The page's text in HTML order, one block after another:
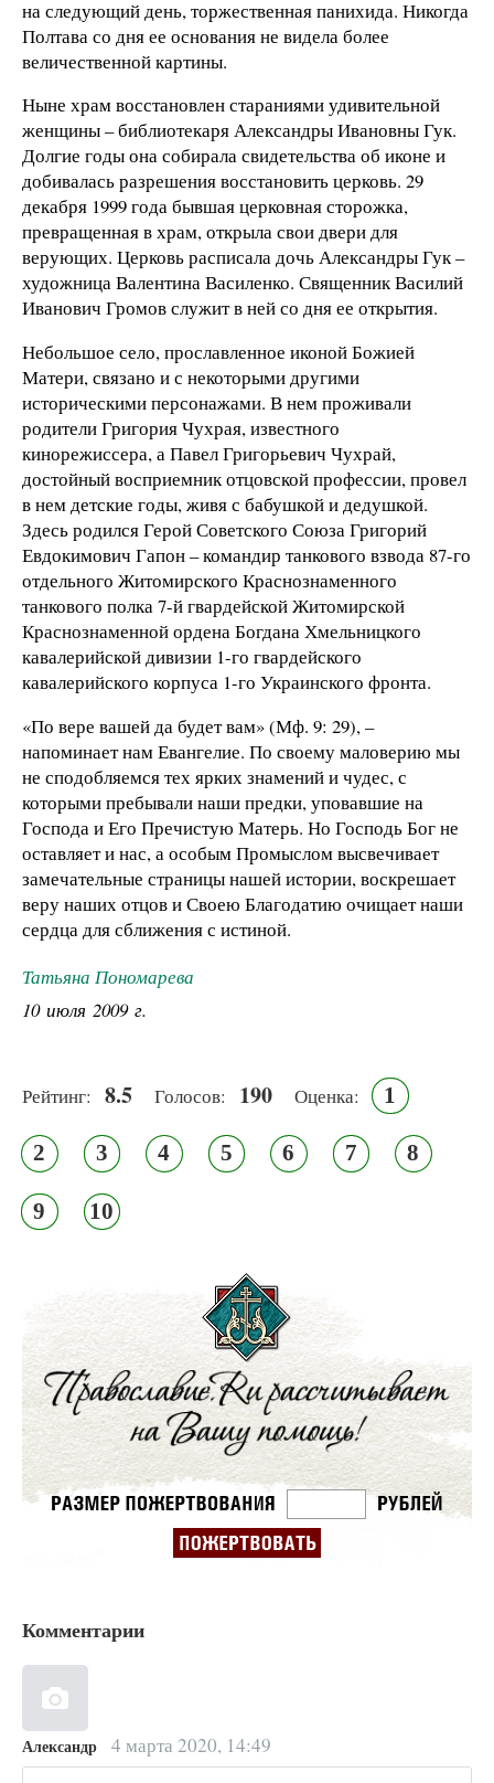
на следующий день, торжественная панихида. Никогда
Полтава со дня ее основания не видела более
величественной картины.
Ныне храм восстановлен стараниями удивительной
женщины – библиотекаря Александры Ивановны Гук.
Долгие годы она собирала свидетельства об иконе и
добивалась разрешения восстановить церковь. 29
декабря 1999 года бывшая церковная сторожка,
превращенная в храм, открыла свои двери для
верующих. Церковь расписала дочь Александры Гук –
художница Валентина Василенко. Священник Василий
Иванович Громов служит в ней со дня ее открытия.
Небольшое село, прославленное иконой Божией
Матери, связано и с некоторыми другими
историческими персонажами. В нем проживали
родители Григория Чухрая, известного
кинорежиссера, а Павел Григорьевич Чухрай,
достойный восприемник отцовской профессии, провел
в нем детские годы, живя с бабушкой и дедушкой.
Здесь родился Герой Советского Союза Григорий
Евдокимович Гапон – командир танкового взвода 87-го
отдельного Житомирского Краснознаменного
танкового полка 7-й гвардейской Житомирской
Краснознаменной ордена Богдана Хмельницкого
кавалерийской дивизии 1-го гвардейского
кавалерийского корпуса 1-го Украинского фронта.
«По вере вашей да будет вам» (Мф. 9: 29), –
напоминает нам Евангелие. По своему маловерию мы
не сподобляемся тех ярких знамений и чудес, с
которыми пребывали наши предки, уповавшие на
Господа и Его Пречистую Матерь. Но Господь Бог не
оставляет и нас, а особым Промыслом высвечивает
замечательные страницы нашей истории, воскрешает
веру наших отцов и Своею Благодатию очищает наши
сердца для сближения с истиной.
Татьяна Пономарева
10 июля 2009 г.
Рейтинг: 8.5 Голосов: 190 Оценка: 1
2 3 4 5 6 7 8
9 10
Комментарии
Александр 4 марта 2020, 14:49